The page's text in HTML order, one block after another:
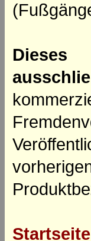
Dieses
Startseite